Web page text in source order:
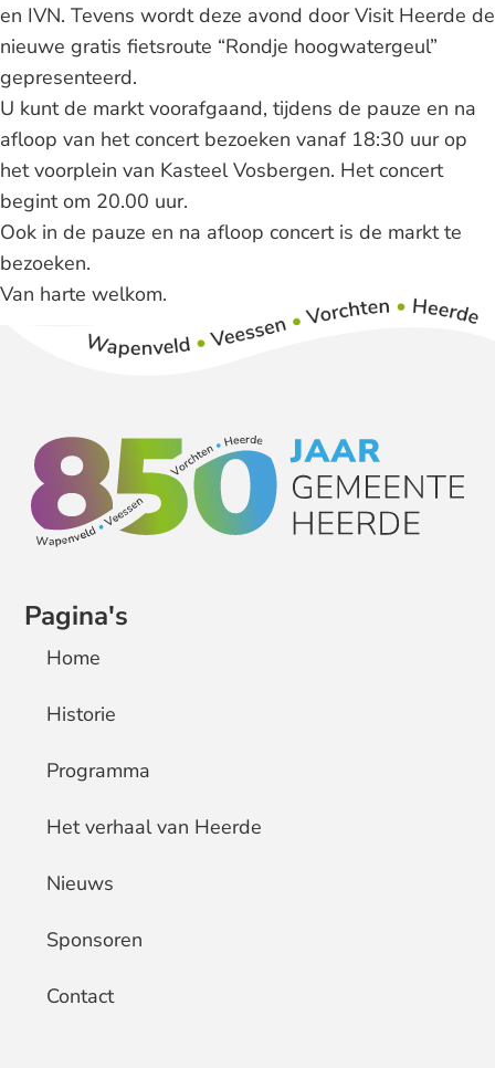
en IVN. Tevens wordt deze avond door Visit Heerde de
nieuwe gratis fietsroute “Rondje hoogwatergeul”
gepresenteerd.
U kunt de markt voorafgaand, tijdens de pauze en na
afloop van het concert bezoeken vanaf 18:30 uur op
het voorplein van Kasteel Vosbergen. Het concert
begint om 20.00 uur.
Ook in de pauze en na afloop concert is de markt te
bezoeken.
Van harte welkom.
Pagina's
Home
Historie
Programma
Het verhaal van Heerde
Nieuws
Sponsoren
Contact